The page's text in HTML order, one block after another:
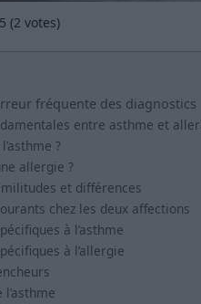
(2 votes)
fréquente des diagnostics
entre asthme et
?
allergie ?
et différences
chez les deux affections
à l’asthme
à l’allergie
l’asthme